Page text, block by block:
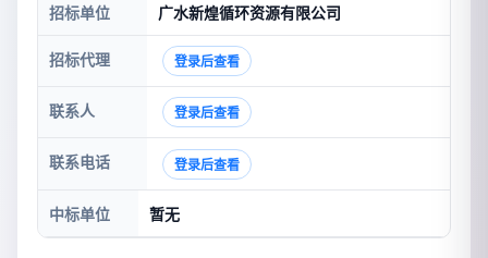
招标单位 广水新煌循环资源有限公司
招标代理 登录后查看
联系人 登录后查看
联系电话 登录后查看
中标单位 暂无